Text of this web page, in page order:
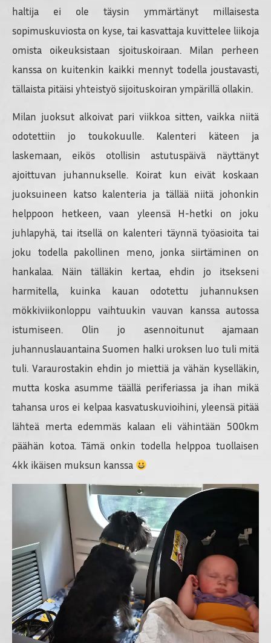
haltija ei ole täysin ymmärtänyt millaisesta
sopimuskuviosta on kyse, tai kasvattaja kuvittelee liikoja
omista oikeuksistaan sjoituskoiraan. Milan perheen
kanssa on kuitenkin kaikki mennyt todella joustavasti,
tällaista pitäisi yhteistyö sijoituskoiran ympärillä ollakin.
Milan juoksut alkoivat pari viikkoa sitten, vaikka niitä
odotettiin jo toukokuulle. Kalenteri käteen ja
laskemaan, eikös otollisin astutuspäivä näyttänyt
ajoittuvan juhannukselle. Koirat kun eivät koskaan
juoksuineen katso kalenteria ja tällää niitä johonkin
helppoon hetkeen, vaan yleensä H-hetki on joku
juhlapyhä, tai itsellä on kalenteri täynnä työasioita tai
joku todella pakollinen meno, jonka siirtäminen on
hankalaa. Näin tälläkin kertaa, ehdin jo itsekseni
harmitella, kuinka kauan odotettu juhannuksen
mökkiviikonloppu vaihtuukin vauvan kanssa autossa
istumiseen. Olin jo asennoitunut ajamaan
juhannuslauantaina Suomen halki uroksen luo tuli mitä
tuli. Varaurostakin ehdin jo miettiä ja vähän kyselläkin,
mutta koska asumme täällä periferiassa ja ihan mikä
tahansa uros ei kelpaa kasvatuskuvioihini, yleensä pitää
lähteä merta edemmäs kalaan eli vähintään 500km
päähän kotoa. Tämä onkin todella helppoa tuollaisen
4kk ikäisen muksun kanssa